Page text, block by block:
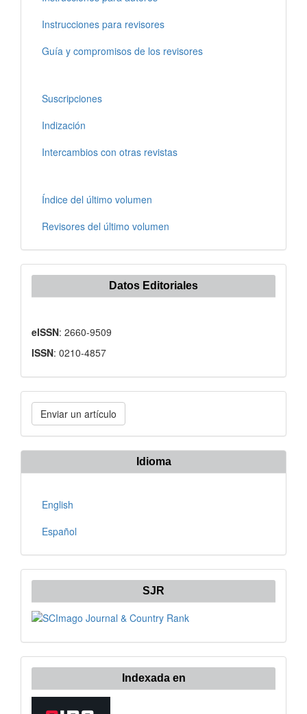
Instrucciones para revisores
Guía y compromisos de los revisores
Suscripciones
Indización
Intercambios con otras revistas
Índice del último volumen
Revisores del último volumen
Datos Editoriales
eISSN: 2660-9509
ISSN: 0210-4857
Enviar
un
artículo
Enviar un artículo
Idioma
English
Español
SJR
Indexada en